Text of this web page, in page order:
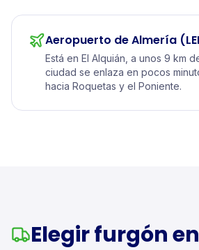
Aeropuerto de Almería
Está en El Alquián, a unos 9 km
ciudad se enlaza en pocos
hacia Roquetas y el Poniente.
Elegir furgón